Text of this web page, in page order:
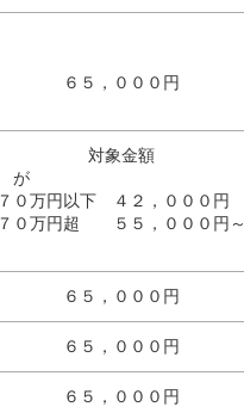
６５，０００円
対象金額
が
７０万円以下 ４２，０００円
７０万円超 ５５，０００円～
６５，０００円
６５，０００円
６５，０００円